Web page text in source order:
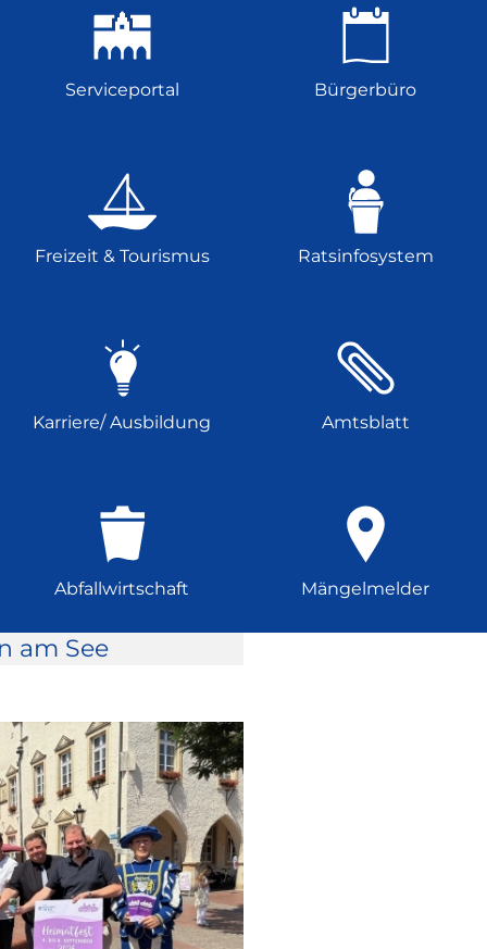
Serviceportal Bürgerbüro
Freizeit & Tourismus Ratsinfosystem
Karriere/ Ausbildung Amtsblatt
Abfallwirtschaft Mängelmelder
am See